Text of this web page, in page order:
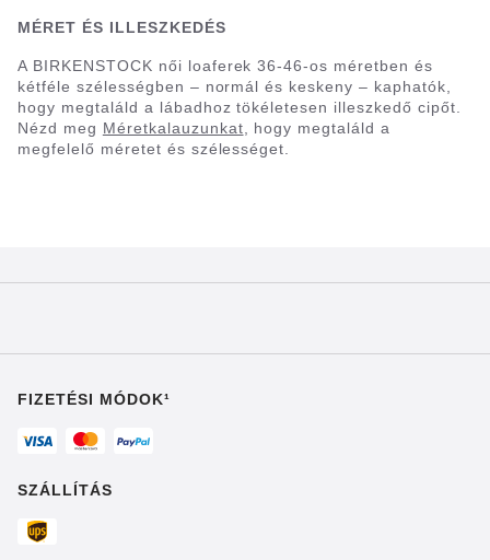
MÉRET ÉS ILLESZKEDÉS
A BIRKENSTOCK női loaferek 36-46-os méretben és
kétféle szélességben – normál és keskeny – kaphatók,
hogy megtaláld a lábadhoz tökéletesen illeszkedő cipőt.
Nézd meg Méretkalauzunkat , hogy megtaláld a
megfelelő méretet és szélességet.
FIZETÉSI MÓDOK¹
SZÁLLÍTÁS